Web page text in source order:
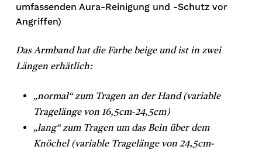
umfassenden Aura-Reinigung und -Schutz vor
Angriffen)
Das Armband hat die Farbe beige und ist in zwei
Längen erhätlich:
„normal“ zum Tragen an der Hand (variable
Tragelänge von 16,5cm-24,5cm)
„lang“ zum Tragen um das Bein über dem
Knöchel (variable Tragelänge von 24,5cm-